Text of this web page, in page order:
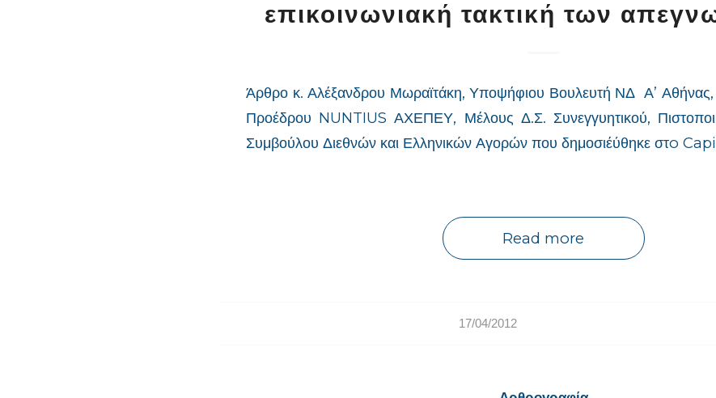
επικοινωνιακή τακτική των
Άρθρο κ. Αλέξανδρου Μωραϊτάκη, Υποψήφιου Βουλευτή ΝΔ Α’
Προέδρου NUNTIUS ΑΧΕΠΕΥ, Μέλους Δ.Σ. Συνεγγυητικού,
Συμβούλου Διεθνών και Ελληνικών Αγορών που δημοσιέύθηκε στo
Read more
17/04/2012